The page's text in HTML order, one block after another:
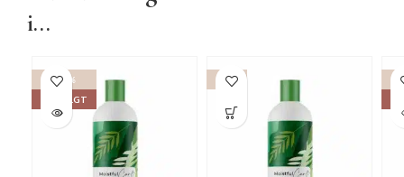
i...
-15%
UDSOLGT
-15%